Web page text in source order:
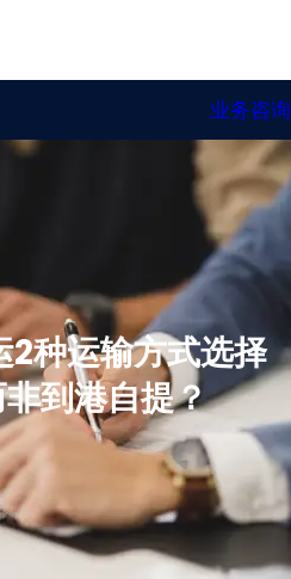
业务咨询
2种运输方式选择
到港自提？